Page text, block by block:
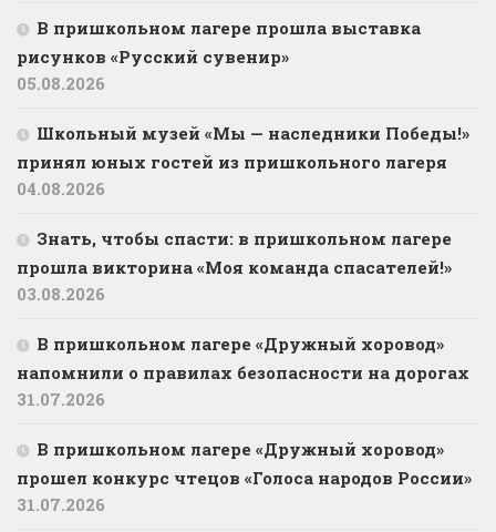
В пришкольном лагере прошла выставка
рисунков «Русский сувенир»
05.08.2026
Школьный музей «Мы — наследники Победы!»
принял юных гостей из пришкольного лагеря
04.08.2026
Знать, чтобы спасти: в пришкольном лагере
прошла викторина «Моя команда спасателей!»
03.08.2026
В пришкольном лагере «Дружный хоровод»
напомнили о правилах безопасности на дорогах
31.07.2026
В пришкольном лагере «Дружный хоровод»
прошел конкурс чтецов «Голоса народов России»
31.07.2026